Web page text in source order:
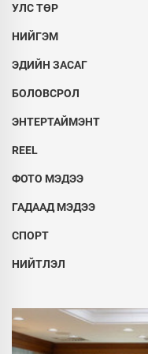
УЛС ТӨР
НИЙГЭМ
ЭДИЙН ЗАСАГ
БОЛОВСРОЛ
ЭНТЕРТАЙМЭНТ
REEL
ФОТО МЭДЭЭ
ГАДААД МЭДЭЭ
СПОРТ
НИЙТЛЭЛ